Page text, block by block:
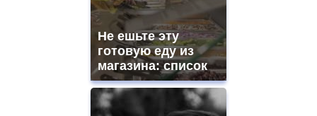
https://gradewatches.to/
https://www.replicasrelojes.to/
Не ешьте эту
готовую еду из
магазина: список